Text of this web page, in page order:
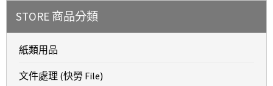
STORE 商品分類
紙類用品
文件處理 (快勞 File)